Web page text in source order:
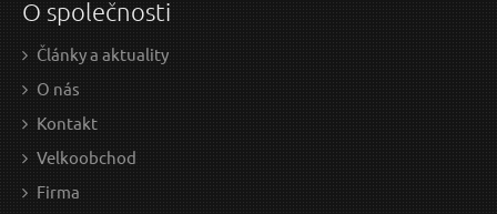
O společnosti
Články a aktuality
O nás
Kontakt
Velkoobchod
Firma